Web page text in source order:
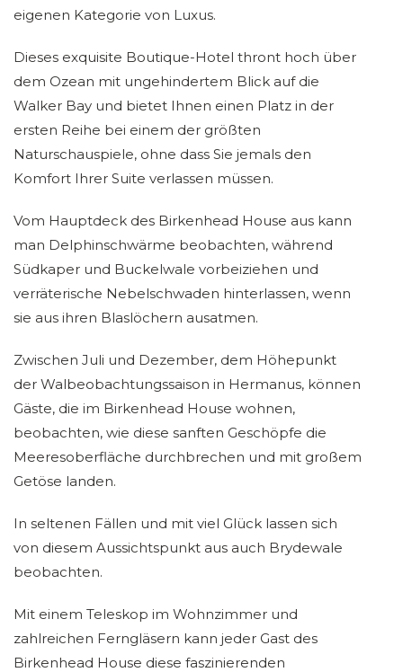
eigenen Kategorie von Luxus.
Dieses exquisite Boutique-Hotel thront hoch über
dem Ozean mit ungehindertem Blick auf die
Walker Bay und bietet Ihnen einen Platz in der
ersten Reihe bei einem der größten
Naturschauspiele, ohne dass Sie jemals den
Komfort Ihrer Suite verlassen müssen.
Vom Hauptdeck des Birkenhead House aus kann
man Delphinschwärme beobachten, während
Südkaper und Buckelwale vorbeiziehen und
verräterische Nebelschwaden hinterlassen, wenn
sie aus ihren Blaslöchern ausatmen.
Zwischen Juli und Dezember, dem Höhepunkt
der Walbeobachtungssaison in Hermanus, können
Gäste, die im Birkenhead House wohnen,
beobachten, wie diese sanften Geschöpfe die
Meeresoberfläche durchbrechen und mit großem
Getöse landen.
In seltenen Fällen und mit viel Glück lassen sich
von diesem Aussichtspunkt aus auch Brydewale
beobachten.
Mit einem Teleskop im Wohnzimmer und
zahlreichen Ferngläsern kann jeder Gast des
Birkenhead House diese faszinierenden